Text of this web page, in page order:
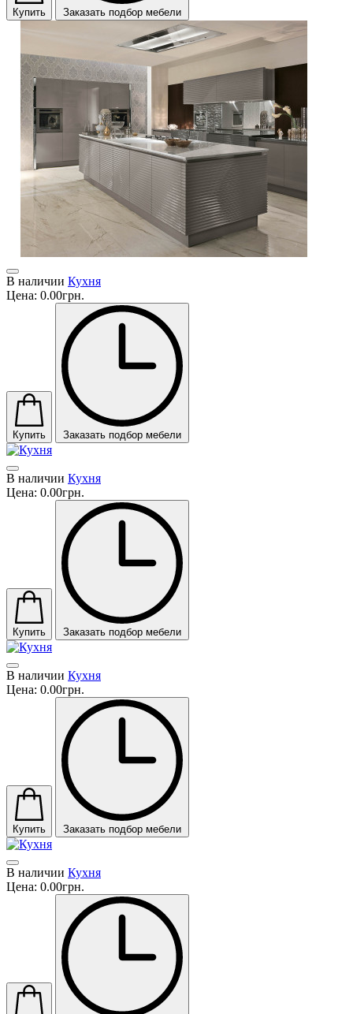
Купить Заказать подбор мебели
В наличии Кухня
Цена: 0.00грн.
Купить Заказать подбор мебели
В наличии Кухня
Цена: 0.00грн.
Купить Заказать подбор мебели
В наличии Кухня
Цена: 0.00грн.
Купить Заказать подбор мебели
В наличии Кухня
Цена: 0.00грн.